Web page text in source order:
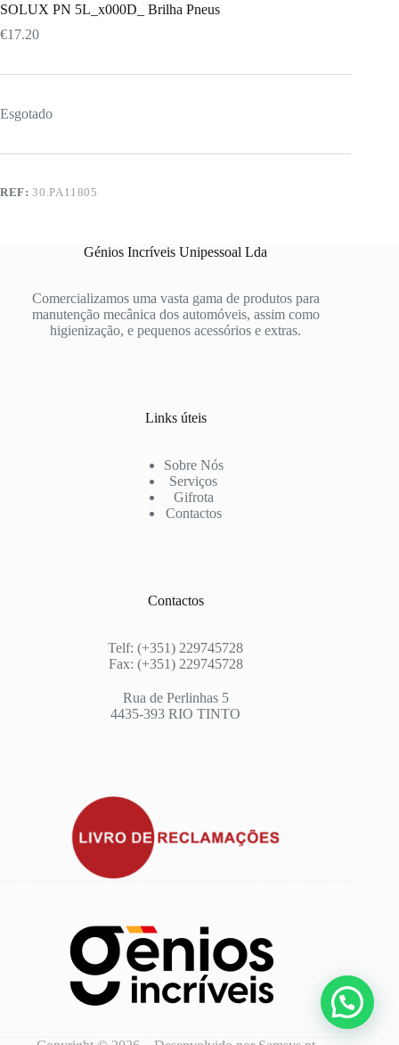
SOLUX PN 5L_x000D_ Brilha Pneus
€17.20
Esgotado
REF:30.PA11805
Génios Incríveis Unipessoal Lda
Comercializamos uma vasta gama de produtos para
manutenção mecânica dos automóveis, assim como
higienização, e pequenos acessórios e extras.
Links úteis
Sobre Nós
Serviços
Gifrota
Contactos
Contactos
Telf: (+351) 229745728
Fax: (+351) 229745728
Rua de Perlinhas 5
4435-393 RIO TINTO